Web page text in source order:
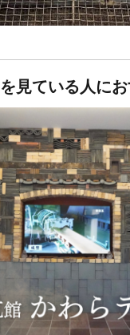
見ている人に